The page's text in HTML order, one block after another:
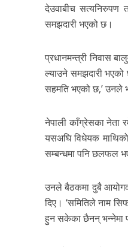
देउवाबीच सत्यनिरुपण
समझदारी भएको छ।
प्रधानमन्त्री निवास
ल्याउने समझदारी
सहमति भएको छ,’ उनले
नेपाली काँग्रेसका नेता
यसअघि विधेयक
सम्बन्धमा पनि छलफल
उनले बैठकमा दुबै आयोगका
दिए। ‘समितिले नाम
हुन सकेका छैनन् भन्नेमा